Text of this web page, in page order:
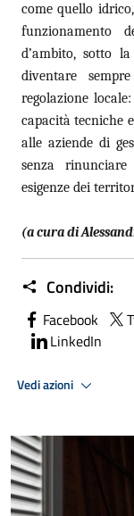
come quello
funzionamento
d’ambito, sotto
diventare
regolazione
capacità tecniche
alle aziende di
senza
esigenze dei
(a cura di
Condividi:
Facebook
LinkedIn
Vedi azioni